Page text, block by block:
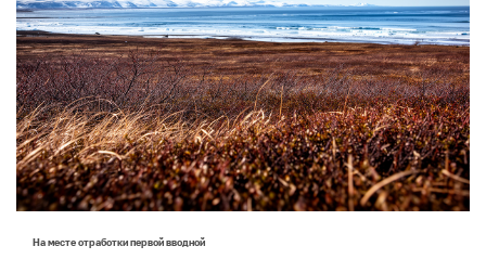
На месте отработки первой вводной